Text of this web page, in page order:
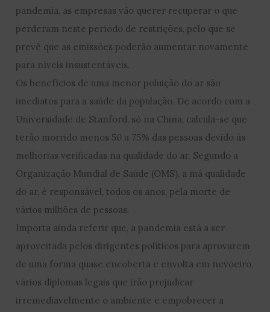
pandemia, as empresas vão querer recuperar o que
perderam neste período de restrições, pelo que se
prevê que as emissões poderão aumentar novamente
para níveis insustentáveis.
Os benefícios de uma menor poluição do ar são
imediatos para a saúde da população. De acordo com a
Universidade de Stanford, só na China, calcula-se que
terão morrido menos 50 a 75% das pessoas devido às
melhorias verificadas na qualidade do ar. Segundo a
Organização Mundial de Saúde (OMS), a má qualidade
do ar, é responsável, todos os anos, pela morte de
vários milhões de pessoas.
Importa ainda referir que, a pandemia está a ser
aproveitada pelos dirigentes políticos para aprovarem
de uma forma quase encoberta e envolta em nevoeiro,
vários diplomas legais que irão prejudicar
irremediavelmente o ambiente e empobrecer a